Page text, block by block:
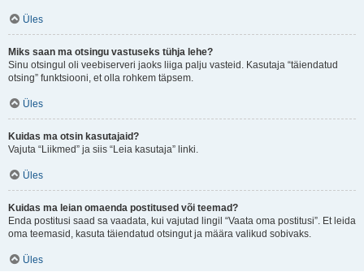
Üles
Miks saan ma otsingu vastuseks tühja lehe?
Sinu otsingul oli veebiserveri jaoks liiga palju vasteid. Kasutaja “täiendatud
otsing” funktsiooni, et olla rohkem täpsem.
Üles
Kuidas ma otsin kasutajaid?
Vajuta “Liikmed” ja siis “Leia kasutaja” linki.
Üles
Kuidas ma leian omaenda postitused või teemad?
Enda postitusi saad sa vaadata, kui vajutad lingil “Vaata oma postitusi”. Et leida
oma teemasid, kasuta täiendatud otsingut ja määra valikud sobivaks.
Üles